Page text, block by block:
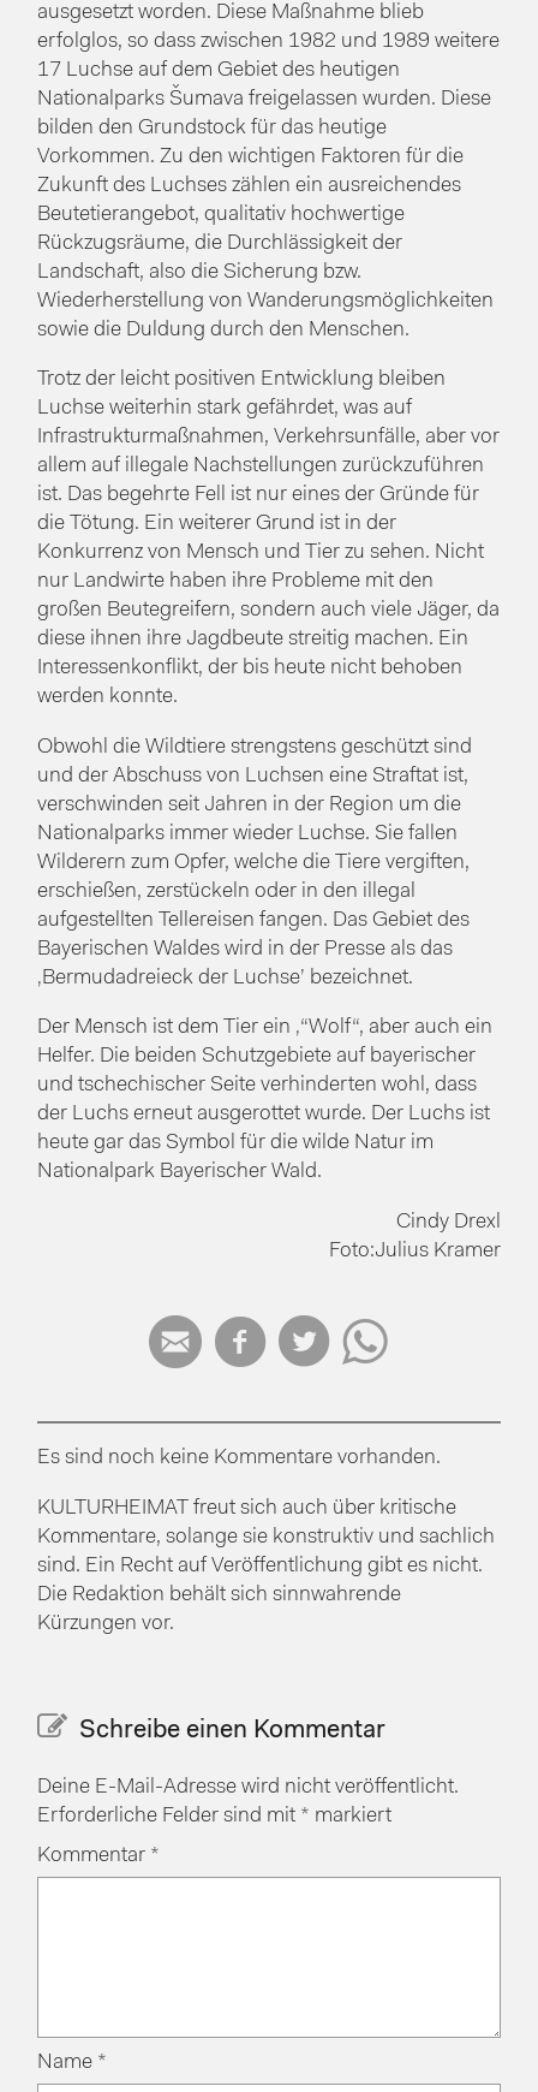
ausgesetzt worden. Diese Maßnahme blieb
erfolglos, so dass zwischen 1982 und 1989 weitere
17 Luchse auf dem Gebiet des heutigen
Nationalparks Šumava freigelassen wurden. Diese
bilden den Grundstock für das heutige
Vorkommen. Zu den wichtigen Faktoren für die
Zukunft des Luchses zählen ein ausreichendes
Beutetierangebot, qualitativ hochwertige
Rückzugsräume, die Durchlässigkeit der
Landschaft, also die Sicherung bzw.
Wiederherstellung von Wanderungsmöglichkeiten
sowie die Duldung durch den Menschen.
Trotz der leicht positiven Entwicklung bleiben
Luchse weiterhin stark gefährdet, was auf
Infrastrukturmaßnahmen, Verkehrsunfälle, aber vor
allem auf illegale Nachstellungen zurückzuführen
ist. Das begehrte Fell ist nur eines der Gründe für
die Tötung. Ein weiterer Grund ist in der
Konkurrenz von Mensch und Tier zu sehen. Nicht
nur Landwirte haben ihre Probleme mit den
großen Beutegreifern, sondern auch viele Jäger, da
diese ihnen ihre Jagdbeute streitig machen. Ein
Interessenkonflikt, der bis heute nicht behoben
werden konnte.
Obwohl die Wildtiere strengstens geschützt sind
und der Abschuss von Luchsen eine Straftat ist,
verschwinden seit Jahren in der Region um die
Nationalparks immer wieder Luchse. Sie fallen
Wilderern zum Opfer, welche die Tiere vergiften,
erschießen, zerstückeln oder in den illegal
aufgestellten Tellereisen fangen. Das Gebiet des
Bayerischen Waldes wird in der Presse als das
‚Bermudadreieck der Luchse’ bezeichnet.
Der Mensch ist dem Tier ein ‚“Wolf“, aber auch ein
Helfer. Die beiden Schutzgebiete auf bayerischer
und tschechischer Seite verhinderten wohl, dass
der Luchs erneut ausgerottet wurde. Der Luchs ist
heute gar das Symbol für die wilde Natur im
Nationalpark Bayerischer Wald.
Cindy Drexl
Foto:Julius Kramer
   
Es sind noch keine Kommentare vorhanden.
KULTURHEIMAT freut sich auch über kritische
Kommentare, solange sie konstruktiv und sachlich
sind. Ein Recht auf Veröffentlichung gibt es nicht.
Die Redaktion behält sich sinnwahrende
Kürzungen vor.
Schreibe einen Kommentar
Deine E-Mail-Adresse wird nicht veröffentlicht.
Erforderliche Felder sind mit * markiert
Kommentar *
Name *